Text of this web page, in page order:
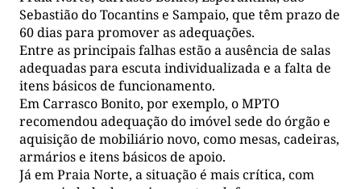
Sebastião do Tocantins e Sampaio, que têm prazo de
60 dias para promover as adequações.
Entre as principais falhas estão a ausência de salas
adequadas para escuta individualizada e a falta de
itens básicos de funcionamento.
Em Carrasco Bonito, por exemplo, o MPTO
recomendou adequação do imóvel sede do órgão e
aquisição de mobiliário novo, como mesas, cadeiras,
armários e itens básicos de apoio.
Já em Praia Norte, a situação é mais crítica, com